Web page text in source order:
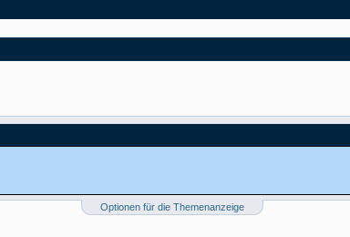
Optionen für die Themenanzeige